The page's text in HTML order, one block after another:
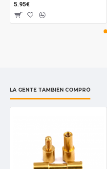
5.95€
LA GENTE TAMBIÉN COMPRÓ